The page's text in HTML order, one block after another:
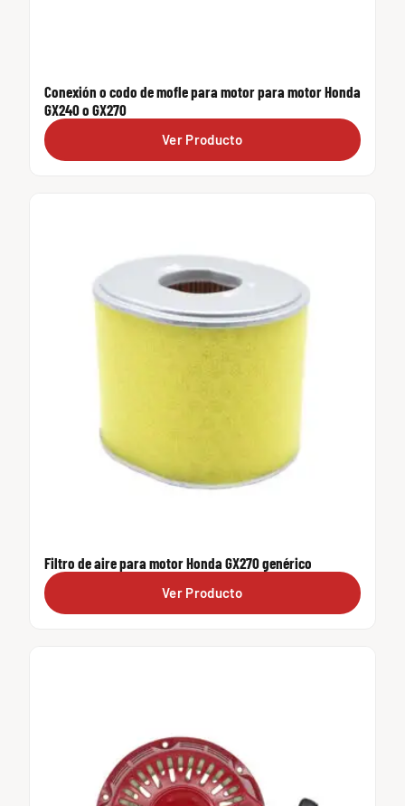
Conexión o codo de mofle para motor para motor Honda
GX240 o GX270
Ver Producto
Filtro de aire para motor Honda GX270 genérico
Ver Producto